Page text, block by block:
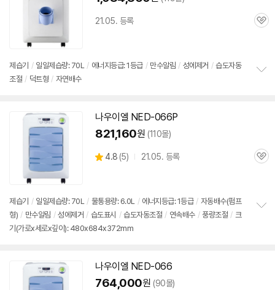
21.05. 등록
관
제습기 / 일일제습량: 70L / 에너지등급: 1등급 / 만수알림 / 성에제거 / 습도자동
조절 / 덕트형 / 자연배수
나우이엘 NED-066P
821,160원 (110몰)
별
4.8 (상
뷰
5) 21.05. 등록
관
제습기 / 일일제습량: 70L / 물통용량: 6.0L / 에너지등급: 1등급 / 자동배수(펌프
형) / 만수알림 / 성에제거 / 습도표시 / 습도자동조절 / 연속배수 / 풍량조절 / 크
기(가로x세로x깊이): 480x684x372mm
나우이엘 NED-066
764,000원 (90몰)